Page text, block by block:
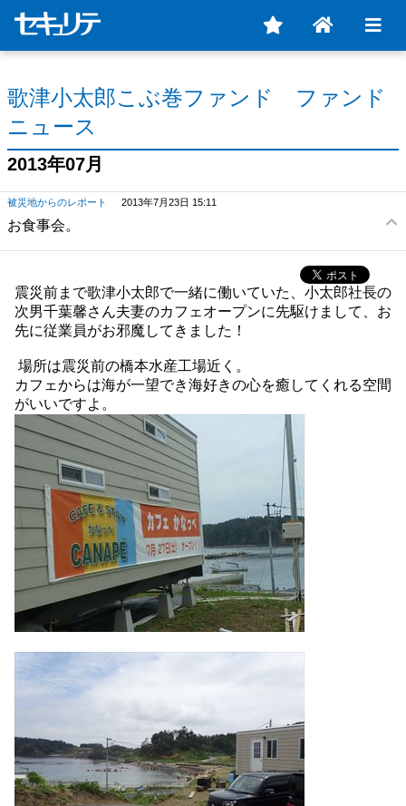
歌津小太郎こぶ巻ファンド ファンド
ニュース
2013年07月
被災地からのレポート 2013年7月23日 15:11
お食事会。
震災前まで歌津小太郎で一緒に働いていた、小太郎社長の
次男千葉馨さん夫妻のカフェオープンに先駆けまして、お
先に従業員がお邪魔してきました！
場所は震災前の橋本水産工場近く。
カフェからは海が一望でき海好きの心を癒してくれる空間
がいいですよ。